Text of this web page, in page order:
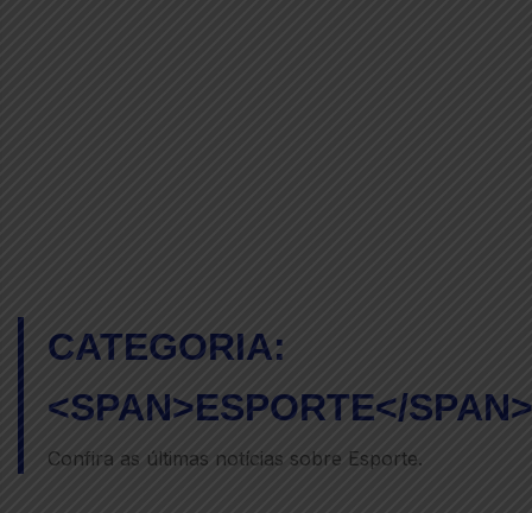
CATEGORIA:
<SPAN>ESPORTE</SPAN>
Confira as últimas notícias sobre Esporte.